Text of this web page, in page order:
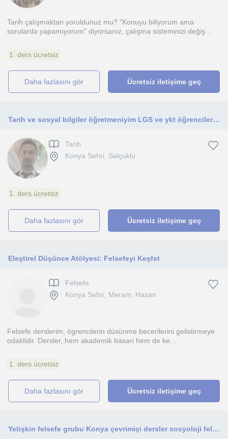
Tarih çalışmaktan yoruldunuz mu? "Konuyu biliyorum ama
sorularda yapamıyorum" diyorsanız, çalışma sisteminizi değiş...
1. ders ücretsiz
daha fazlasını gör Ücretsiz iletişime geç
Tarih ve sosyal bilgiler öğretmeniyim LGS ve ykt öğrencileri ile çalışmaktayım
Tarih
Konya Sehri, Selçuklu
1. ders ücretsiz
daha fazlasını gör Ücretsiz iletişime geç
Eleştirel Düşünce Atölyesi: Felsefeyi Keşfet
Felsefe
Konya Sehri, Meram, Hasan
Felsefe derslerim, ögrencilerin düsünme becerilerini gelistirmeye
odaklidir. Dersler, hem akademik basari hem de ke...
1. ders ücretsiz
daha fazlasını gör Ücretsiz iletişime geç
Yetişkin felsefe grubu Konya çevrimiçi dersler sosyoloji felsefe